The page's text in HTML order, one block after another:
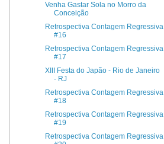
Venha Gastar Sola no Morro da
Conceição
Retrospectiva Contagem Regressiva
#16
Retrospectiva Contagem Regressiva
#17
XIII Festa do Japão - Rio de Janeiro
- RJ
Retrospectiva Contagem Regressiva
#18
Retrospectiva Contagem Regressiva
#19
Retrospectiva Contagem Regressiva